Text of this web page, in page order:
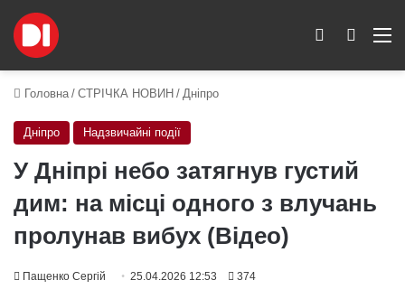
Пошук
Switch skin
Головна / СТРІЧКА НОВИН / Дніпро
Дніпро Надзвичайні події
У Дніпрі небо затягнув густий
дим: на місці одного з влучань
пролунав вибух (Відео)
Пащенко Сергій 25.04.2026 12:53 374